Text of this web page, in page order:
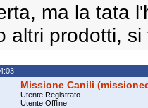
ma la tata
altri prodotti,
Missione Canili
Utente Registrato
Utente Offline